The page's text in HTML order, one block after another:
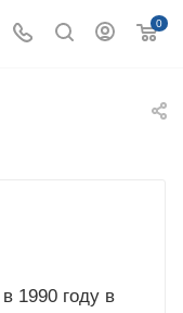
0
1990 году в